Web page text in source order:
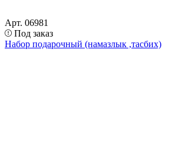
Арт. 06981
Под заказ
Набор подарочный (намазлык ,тасбих)